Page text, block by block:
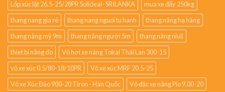
Lốp xúc lật 26.5-25/28PR Solideal- SRILANKA
mua xe đẩy 250kg
thang nang gia rẻ
thang nang nguoi tu hanh
thang nâng hạ hàng
thang nâng mỹ 9m
thang nâng người 5m
thang nâng niuli
thiet bi nâng do
Vỏ hơi xe nâng Tokai Thái Lan 300-15
vỏ xe xúc 0.5/80-18/10PR
Vỏ xe xúc MRF 20.5-25
Vỏ xe Xúc Đào 900-20 Tiron - Hàn Quốc
Vỏ đặc xe nâng Pio 9.00-20